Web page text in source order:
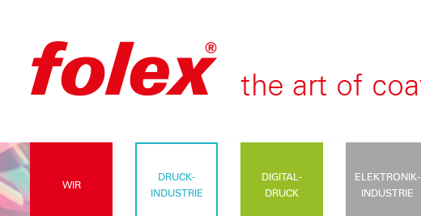
WIR
DRUCK-
INDUSTRIE
DIGITAL-
DRUCK
ELEKTRONIK-
INDUSTRIE